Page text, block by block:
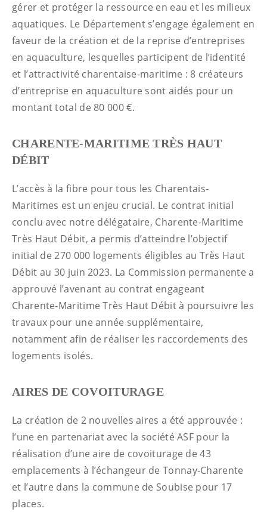
gérer et protéger la ressource en eau et les milieux
aquatiques. Le Département s’engage également en
faveur de la création et de la reprise d’entreprises
en aquaculture, lesquelles participent de l’identité
et l’attractivité charentaise-maritime : 8 créateurs
d’entreprise en aquaculture sont aidés pour un
montant total de 80 000 €.
CHARENTE-MARITIME TRÈS HAUT
DÉBIT
L’accès à la fibre pour tous les Charentais-
Maritimes est un enjeu crucial. Le contrat initial
conclu avec notre délégataire, Charente-Maritime
Très Haut Débit, a permis d’atteindre l’objectif
initial de 270 000 logements éligibles au Très Haut
Débit au 30 juin 2023. La Commission permanente a
approuvé l’avenant au contrat engageant
Charente‑Maritime Très Haut Débit à poursuivre les
travaux pour une année supplémentaire,
notamment afin de réaliser les raccordements des
logements isolés.
AIRES DE COVOITURAGE
La création de 2 nouvelles aires a été approuvée :
l’une en partenariat avec la société ASF pour la
réalisation d’une aire de covoiturage de 43
emplacements à l’échangeur de Tonnay‑Charente
et l’autre dans la commune de Soubise pour 17
places.